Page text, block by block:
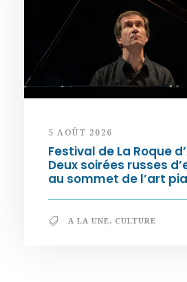
5 AOÛT 2026
Festival de La Roque
Deux soirées russes
au sommet de l’art
A LA UNE, CULTURE